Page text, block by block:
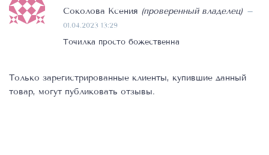
Оценка
Соколова Ксения (проверенный владелец) –
01.04.2023 13:29
Точилка просто божественна
Только зарегистрированные клиенты, купившие данный
товар, могут публиковать отзывы.